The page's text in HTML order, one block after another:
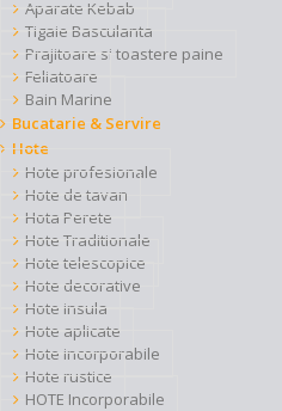
Aparate Kebab
Tigaie Basculanta
Prajitoare si toastere paine
Feliatoare
Bain Marine
Bucatarie & Servire
Hote
Hote profesionale
Hote de tavan
Hota Perete
Hote Traditionale
Hote telescopice
Hote decorative
Hote insula
Hote aplicate
Hote incorporabile
Hote rustice
HOTE Incorporabile